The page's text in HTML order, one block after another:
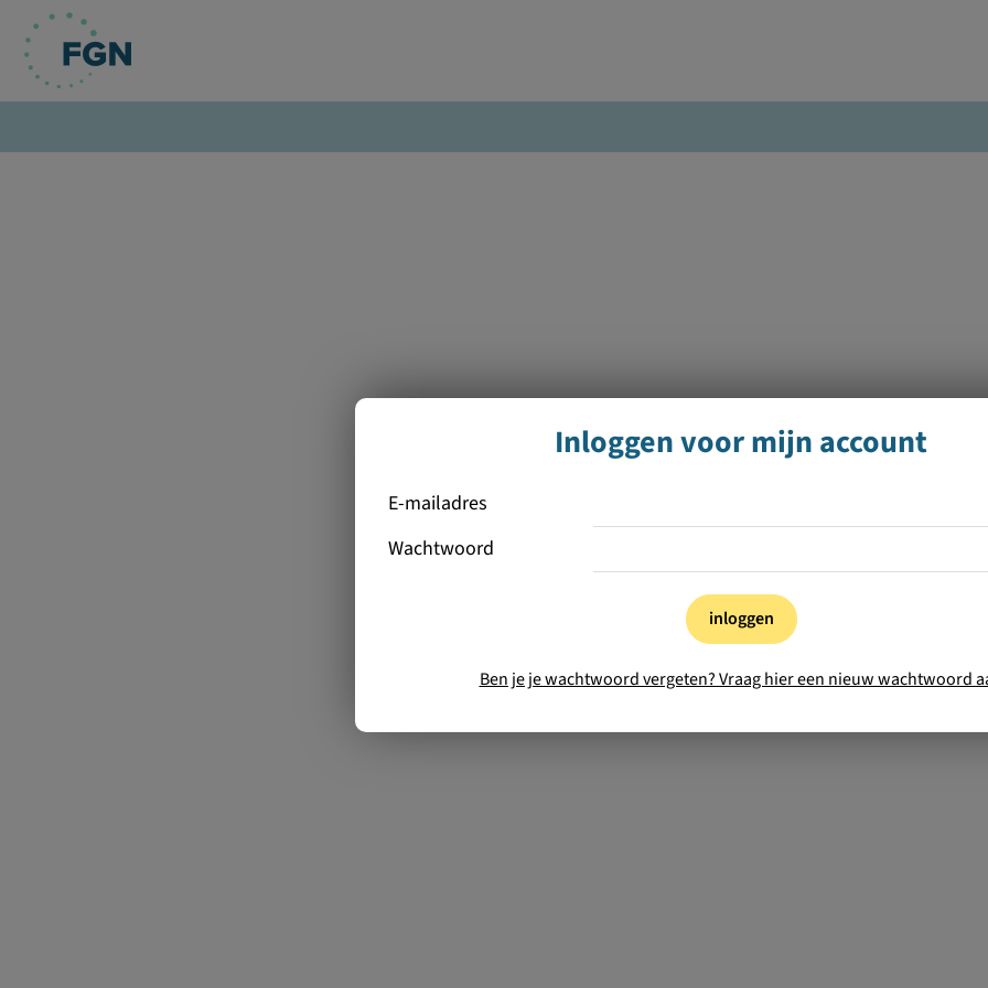
Inloggen voor mijn account
E-mailadres
Wachtwoord
inloggen
Ben je je wachtwoord vergeten? Vraag hier een nieuw wachtwoord